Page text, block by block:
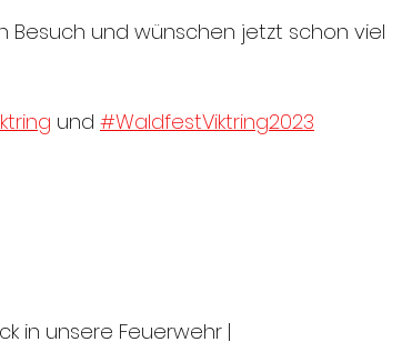
Besuch und wünschen jetzt schon viel
und #WaldfestViktring2023
in unsere Feuerwehr |